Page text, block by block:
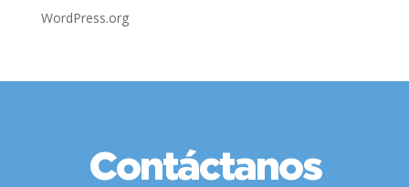
WordPress.org
Contáctanos